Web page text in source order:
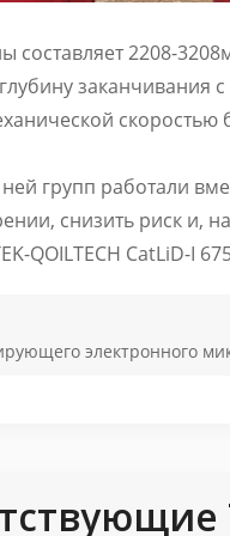
составляет 2208-
скоростью
групп работали
снизить риск и,
QOILTECH CatLiD-I
электронного